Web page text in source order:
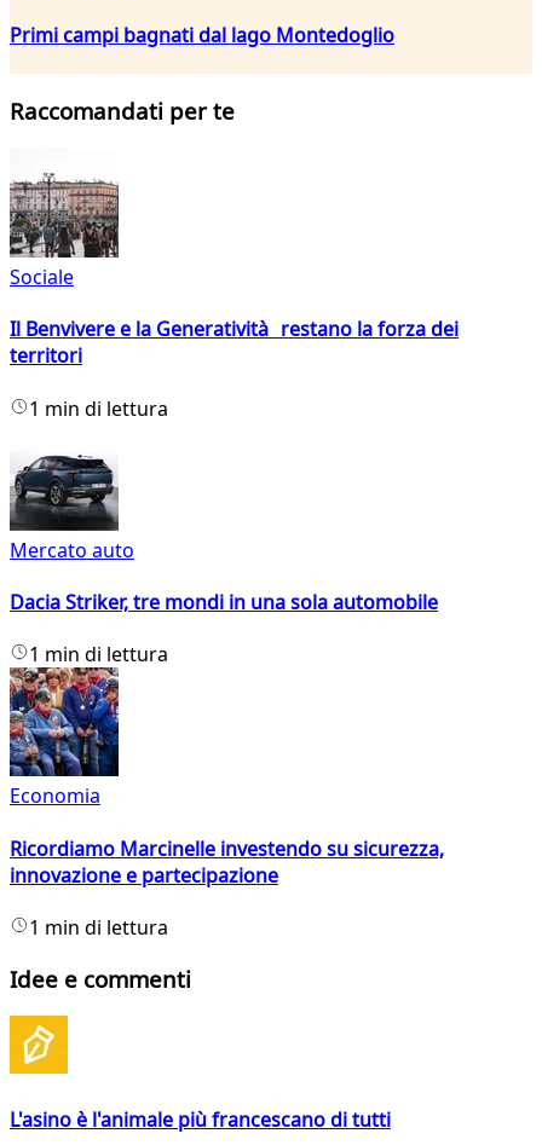
Primi campi bagnati dal lago Montedoglio
Raccomandati per te
Sociale
Il Benvivere e la Generatività restano la forza dei
territori
1 min di lettura
Mercato auto
Dacia Striker, tre mondi in una sola automobile
1 min di lettura
Economia
Ricordiamo Marcinelle investendo su sicurezza,
innovazione e partecipazione
1 min di lettura
Idee e commenti
L'asino è l'animale più francescano di tutti